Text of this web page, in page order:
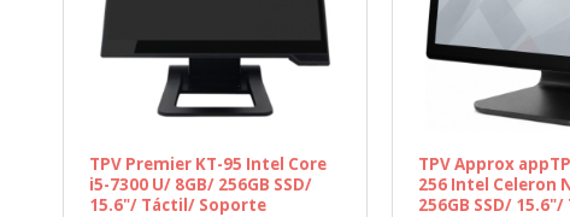
TPV Premier KT-95 Intel Core
i5-7300 U/ 8GB/ 256GB SSD/
15.6"/ Táctil/ Soporte
TPV Approx
256 Intel Celeron
256GB SSD/